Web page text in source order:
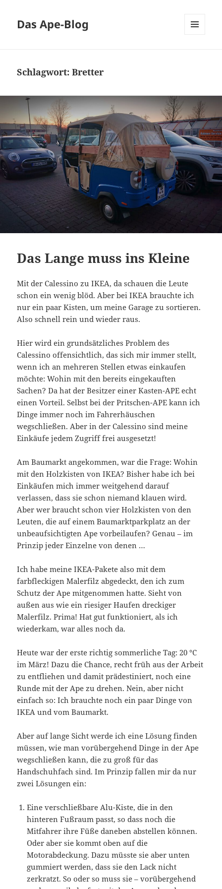
Das Ape-Blog
Schlagwort:Bretter
Das Lange muss ins Kleine
Mit der Calessino zu IKEA, da schauen die Leute
schon ein wenig blöd. Aber bei IKEA brauchte ich
nur ein paar Kisten, um meine Garage zu sortieren.
Also schnell rein und wieder raus.
Hier wird ein grundsätzliches Problem des
Calessino offensichtlich, das sich mir immer stellt,
wenn ich an mehreren Stellen etwas einkaufen
möchte: Wohin mit den bereits eingekauften
Sachen? Da hat der Besitzer einer Kasten-APE echt
einen Vorteil. Selbst bei der Pritschen-APE kann ich
Dinge immer noch im Fahrerhäuschen
wegschließen. Aber in der Calessino sind meine
Einkäufe jedem Zugriff frei ausgesetzt!
Am Baumarkt angekommen, war die Frage: Wohin
mit den Holzkisten von IKEA? Bisher habe ich bei
Einkäufen mich immer weitgehend darauf
verlassen, dass sie schon niemand klauen wird.
Aber wer braucht schon vier Holzkisten von den
Leuten, die auf einem Baumarktparkplatz an der
unbeaufsichtigten Ape vorbeilaufen? Genau – im
Prinzip jeder Einzelne von denen …
Ich habe meine IKEA-Pakete also mit dem
farbfleckigen Malerfilz abgedeckt, den ich zum
Schutz der Ape mitgenommen hatte. Sieht von
außen aus wie ein riesiger Haufen dreckiger
Malerfilz. Prima! Hat gut funktioniert, als ich
wiederkam, war alles noch da.
Heute war der erste richtig sommerliche Tag: 20 °C
im März! Dazu die Chance, recht früh aus der Arbeit
zu entfliehen und damit prädestiniert, noch eine
Runde mit der Ape zu drehen. Nein, aber nicht
einfach so: Ich brauchte noch ein paar Dinge von
IKEA und vom Baumarkt.
Aber auf lange Sicht werde ich eine Lösung finden
müssen, wie man vorübergehend Dinge in der Ape
wegschließen kann, die zu groß für das
Handschuhfach sind. Im Prinzip fallen mir da nur
zwei Lösungen ein:
Eine verschließbare Alu-Kiste, die in den
hinteren Fußraum passt, so dass noch die
Mitfahrer ihre Füße daneben abstellen können.
Oder aber sie kommt oben auf die
Motorabdeckung. Dazu müsste sie aber unten
gummiert werden, dass sie den Lack nicht
zerkratzt. So oder so muss sie – vorübergehend